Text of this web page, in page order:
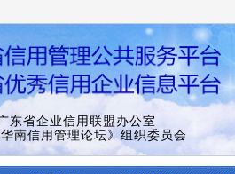
东省企业信用联盟办公室
信用管理论坛》组织委员会